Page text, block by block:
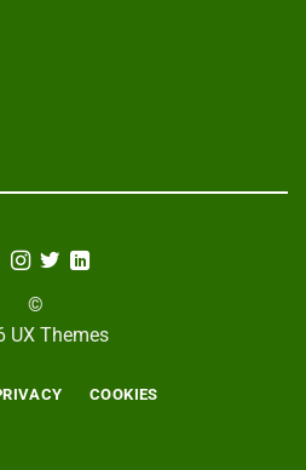
©
UX Themes
COOKIES